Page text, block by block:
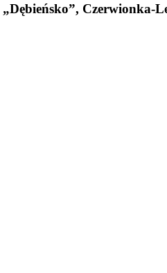
Czerwionka-